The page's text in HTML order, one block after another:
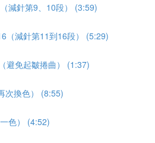
減針第9、10段） (3:59)
（減針第11到16段） (5:29)
避免起皺捲曲） (1:37)
次換色） (8:55)
色） (4:52)